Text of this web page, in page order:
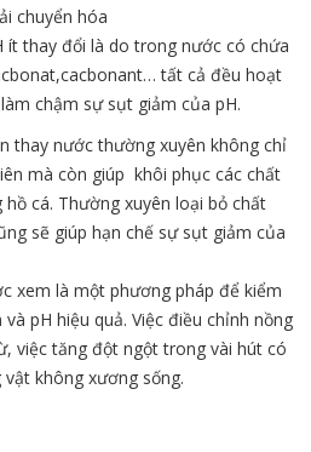
chuyển hóa
ít thay đổi là do trong nước có chứa
tất cả đều hoạt
chậm sự sụt giảm của pH.
thay nước thường xuyên không chỉ
mà còn giúp khôi phục các chất
cá. Thường xuyên loại bỏ chất
sẽ giúp hạn chế sự sụt giảm của
xem là một phương pháp để kiểm
pH hiệu quả. Việc điều chỉnh nồng
việc tăng đột ngột trong vài hút có
không xương sống.